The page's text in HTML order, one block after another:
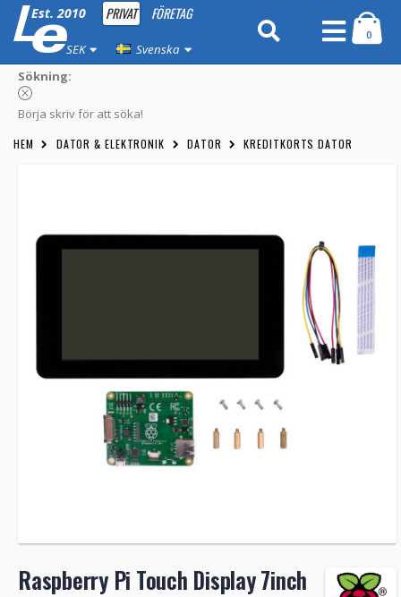
Est. 2010 PRIVAT FÖRETAG
SEK Svenska
0
Sökning:
Börja skriv för att söka!
HEM DATOR & ELEKTRONIK DATOR KREDITKORTS DATOR
Raspberry Pi Touch Display 7inch